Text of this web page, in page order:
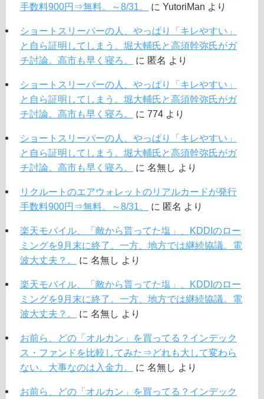
手数料900円⇒無料。～8/31。
に YutoriMan より
ショートスリーパーの人、やっぱり「キレやすい」
と自ら証明してしまう。堀大輔氏と高須幹弥氏がガ
チ討論。高市も早く寝ろ。
に 匿名 より
ショートスリーパーの人、やっぱり「キレやすい」
と自ら証明してしまう。堀大輔氏と高須幹弥氏がガ
チ討論。高市も早く寝ろ。
に 774より
ショートスリーパーの人、やっぱり「キレやすい」
と自ら証明してしまう。堀大輔氏と高須幹弥氏がガ
チ討論。高市も早く寝ろ。
に 名無し より
リクルートのエアウォレットのリアルカードが発行
手数料900円⇒無料。～8/31。
に 匿名 より
楽天モバイル、「敵から貰ってた塩」、KDDIのロー
ミングを9月末に終了。一方、地方では継続協議。電
波大丈夫？。
に 名無し より
楽天モバイル、「敵から貰ってた塩」、KDDIのロー
ミングを9月末に終了。一方、地方では継続協議。電
波大丈夫？。
に 名無し より
お前ら、どの「オルカン」を買ってる？インデック
ス・ファンドを比較してみた⇒どれも大して変わら
ない。大事なのは入金力。
に 名無し より
お前ら、どの「オルカン」を買ってる？インデック